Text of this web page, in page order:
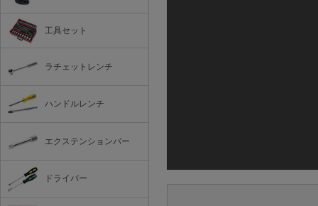
工具セット
ラチェットレンチ
ハンドルレンチ
エクステンションバー
ドライバー